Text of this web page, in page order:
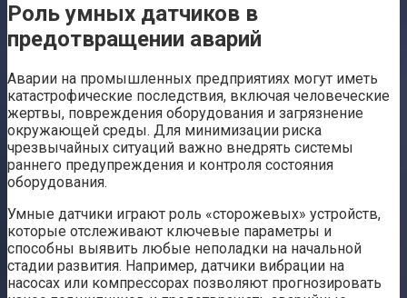
Роль умных датчиков в
предотвращении аварий
Аварии на промышленных предприятиях могут иметь
катастрофические последствия, включая человеческие
жертвы, повреждения оборудования и загрязнение
окружающей среды. Для минимизации риска
чрезвычайных ситуаций важно внедрять системы
раннего предупреждения и контроля состояния
оборудования.
Умные датчики играют роль «сторожевых» устройств,
которые отслеживают ключевые параметры и
способны выявить любые неполадки на начальной
стадии развития. Например, датчики вибрации на
насосах или компрессорах позволяют прогнозировать